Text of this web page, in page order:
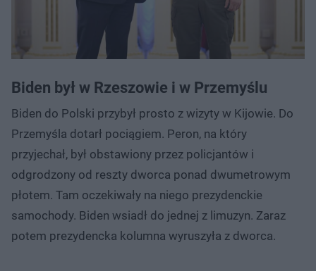
Biden był w Rzeszowie i w Przemyślu
Biden do Polski przybył prosto z wizyty w Kijowie. Do
Przemyśla dotarł pociągiem. Peron, na który
przyjechał, był obstawiony przez policjantów i
odgrodzony od reszty dworca ponad dwumetrowym
płotem. Tam oczekiwały na niego prezydenckie
samochody. Biden wsiadł do jednej z limuzyn. Zaraz
potem prezydencka kolumna wyruszyła z dworca.